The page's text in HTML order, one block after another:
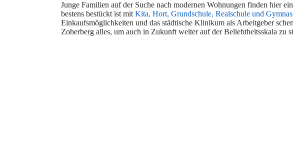
Junge Familien auf der Suche nach modernen Wohnungen finden hier
bestens bestückt ist mit Kita, Hort, Grundschule, Realschule und
Einkaufsmöglichkeiten und das städtische Klinikum als Arbeitgeber
Zoberberg alles, um auch in Zukunft weiter auf der Beliebtheitsskala zu